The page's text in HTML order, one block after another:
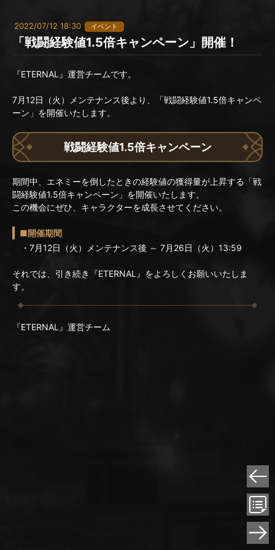
2022/07/12 18:30 イベント
「戦闘経験値1.5倍キャンペーン」開催！
『ETERNAL』運営チームです。
7月12日（火）メンテナンス後より、「戦闘経験値1.5倍キャンペ
ーン」を開催いたします。
戦闘経験値1.5倍キャンペーン
期間中、エネミーを倒したときの経験値の獲得量が上昇する「戦
闘経験値1.5倍キャンペーン」を開催いたします。
この機会にぜひ、キャラクターを成長させてください。
■開催期間
・7月12日（火）メンテナンス後 ～ 7月26日（火）13:59
それでは、引き続き『ETERNAL』をよろしくお願いいたしま
す。
『ETERNAL』運営チーム